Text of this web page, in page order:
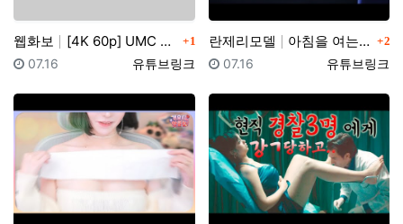
웹화보 [4K 60p] UMC X 팬더티비 MotorShow … 댓글
1
등록자
유튜브링크
등록일
07.16
란제리모델 아침을 여는 ~ 란제리 런웨이 2023 COVER GI… 댓글
2
등록자
유튜브링크
등록일
07.16